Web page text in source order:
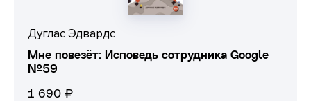
Дуглас Эдвардс
Мне повезёт: Исповедь сотрудника Google
№59
1 690 ₽